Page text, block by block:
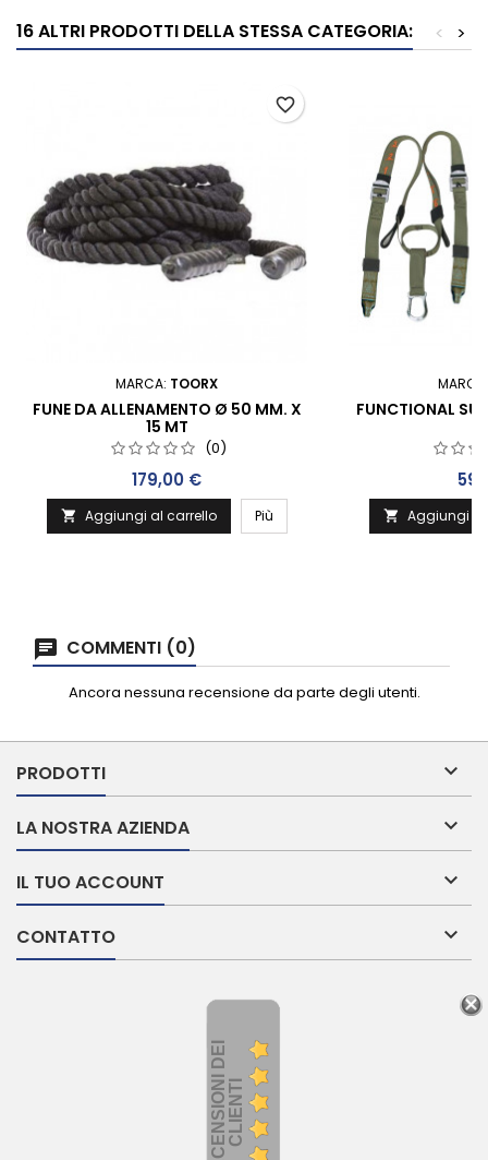
16 ALTRI PRODOTTI DELLA STESSA CATEGORIA: >
<
MARCA: TOORX
FUNE DA ALLENAMENTO Ø 50 MM. X
15 MT
(0)
Prezzo
179,00 €
 Aggiungi al carrello Più
favorite_border
FUNCTIONAL
 Aggiungi al
COMMENTI (0)
Ancora nessuna recensione da parte degli utenti.
PRODOTTI 
LA NOSTRA AZIENDA 
IL TUO ACCOUNT 
CONTATTO 
R
E
C
E
N
S
I
ON
I
D
E
I
C
L
I
E
N
TI